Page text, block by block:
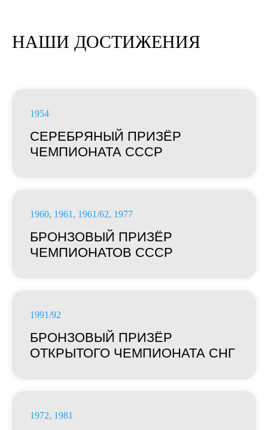
НАШИ ДОСТИЖЕНИЯ
1954
СЕРЕБРЯНЫЙ ПРИЗЁР
ЧЕМПИОНАТА СССР
1960, 1961, 1961/62, 1977
БРОНЗОВЫЙ ПРИЗЁР
ЧЕМПИОНАТОВ СССР
1991/92
БРОНЗОВЫЙ ПРИЗЁР
ОТКРЫТОГО ЧЕМПИОНАТА СНГ
1972, 1981